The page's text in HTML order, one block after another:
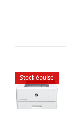
Stock épuisé